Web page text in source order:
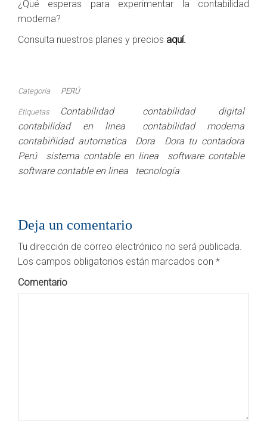
¿Qué esperas para experimentar la contabilidad
moderna?
Consulta nuestros planes y precios aquí.
Categoría PERÚ
Etiquetas Contabilidad
contabilidad digital
contabilidad en linea
contabilidad moderna
contabiñidad automatica
Dora
Dora tu contadora
Perú
sistema contable en linea
software contable
software contable en linea
tecnología
Deja un comentario
Tu dirección de correo electrónico no será publicada.
Los campos obligatorios están marcados con *
Comentario